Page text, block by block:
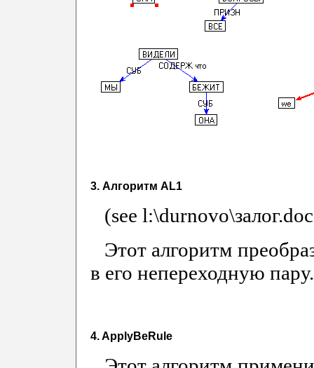
3. Алгоритм AL1
(see
Этот алгоритм
в его непереходную пару.
4. ApplyBeRule